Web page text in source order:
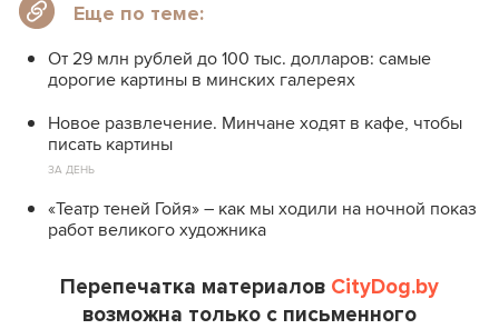
Еще по теме:
От 29 млн рублей до 100 тыс. долларов: самые
дорогие картины в минских галереях
Новое развлечение. Минчане ходят в кафе, чтобы
писать картины
ЗА ДЕНЬ
«Театр теней Гойя» – как мы ходили на ночной показ
работ великого художника
Перепечатка материалов CityDog.by
возможна только с письменного